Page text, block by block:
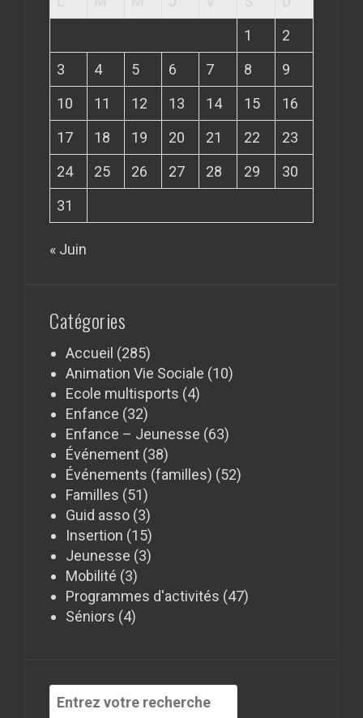
1
2
3
4 5 6 7 8
9
10
11 12 13 14 15
16
17
18 19 20 21 22
23
24
25 26 27 28 29
30
31
« Juin
Catégories
Accueil (285)
Animation Vie Sociale (10)
Ecole multisports (4)
Enfance (32)
Enfance – Jeunesse (63)
Événement (38)
Événements (familles) (52)
Familles (51)
Guid asso (3)
Insertion (15)
Jeunesse (3)
Mobilité (3)
Programmes d'activités (47)
Séniors (4)
Recherche